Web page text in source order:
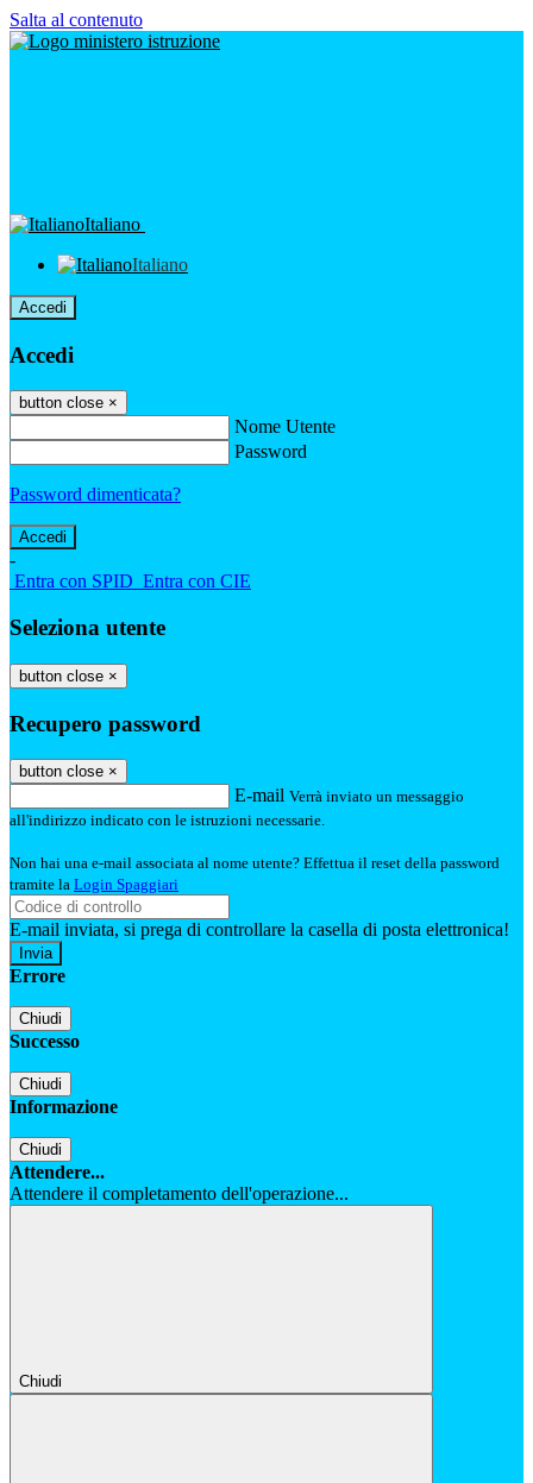
Salta al contenuto
Italiano
Italiano
Accedi
Accedi
button close ×
Nome Utente
Password
Password dimenticata?
-
Entra con SPID Entra con CIE
Seleziona utente
button close ×
Recupero password
button close ×
E-mail Verrà inviato un messaggio
all'indirizzo indicato con le istruzioni necessarie.
Non hai una e-mail associata al nome utente? Effettua il reset della password
tramite la Login Spaggiari
E-mail inviata, si prega di controllare la casella di posta elettronica!
Errore
Chiudi
Successo
Chiudi
Informazione
Chiudi
Attendere...
Attendere il completamento dell'operazione...
Chiudi